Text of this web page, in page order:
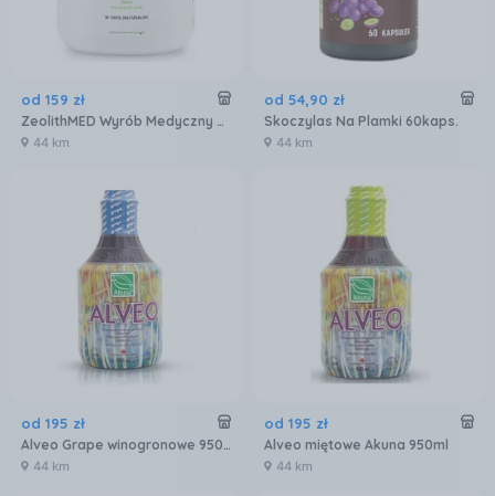
od 159 zł
ZeolithMED Wyrób Medyczny CE0477 Proszek Detoksykujący Zeolit Detox 400g
44 km
od 54,90 zł
Skoczylas Na Plamki 60kaps.
44 km
od 195 zł
Alveo Grape winogronowe 950ml
44 km
od 195 zł
Alveo miętowe Akuna 950ml
44 km